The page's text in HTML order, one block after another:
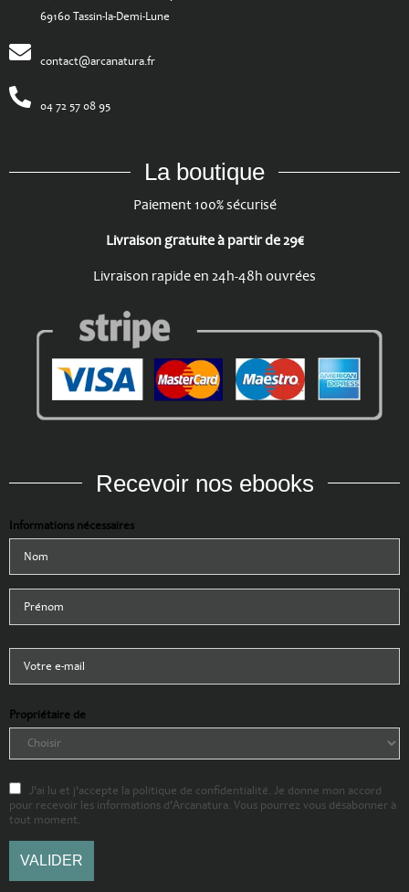
69160 Tassin-la-Demi-Lune
contact@arcanatura.fr
04 72 57 08 95
La boutique
Paiement 100% sécurisé
Livraison gratuite à partir de 29€
Livraison rapide en 24h-48h ouvrées
Recevoir nos ebooks
Informations nécessaires
Propriétaire de
J'ai lu et j'accepte la politique de confidentialité. Je donne mon accord
pour recevoir les informations d'Arcanatura. Vous pourrez vous désabonner à
tout moment.